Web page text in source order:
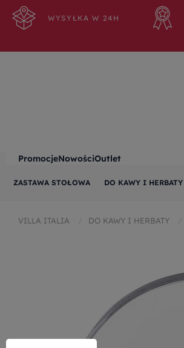
WYSYŁKA W 24H
PromocjeNowościOutlet
ZASTAWA STOŁOWA DO KAWY I HERBATY
VILLA ITALIA DO KAWY I HERBATY